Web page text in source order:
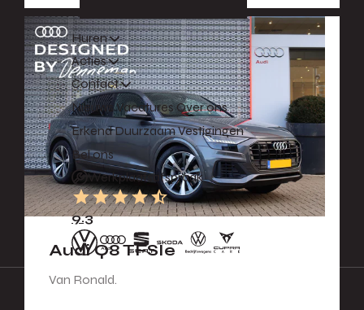
Huren
Acties
Contact
Nieuws Vacatures Over ons
Erkend DuurzaamVestigingen
Bel ons
Werkplaatsafspraak
9.3
Audi Q8 TFSIe
Van Ronald.